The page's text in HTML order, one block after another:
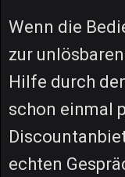
Wenn die
zur
Hilfe durch
schon einmal
echten